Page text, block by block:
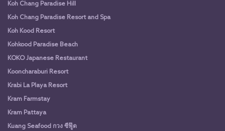
Koh Chang Paradise Hill
Koh Chang Paradise Resort and Spa
Koh Kood Resort
Kohkood Paradise Beach
KOKO Japanese Restaurant
Kooncharaburi Resort
Krabi La Playa Resort
Kram Farmstay
Kram Pattaya
Kuang Seafood กวง ซีฟู๊ด